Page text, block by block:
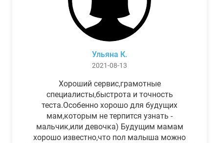
Ульяна К.
2021-08-13
Хороший сервис,грамотные
специалисты,быстрота и точность
теста.Особенно хорошо для будущих
мам,которым не терпится узнать -
мальчик,или девочка) Будущим мамам
хорошо известно,что пол малыша можно